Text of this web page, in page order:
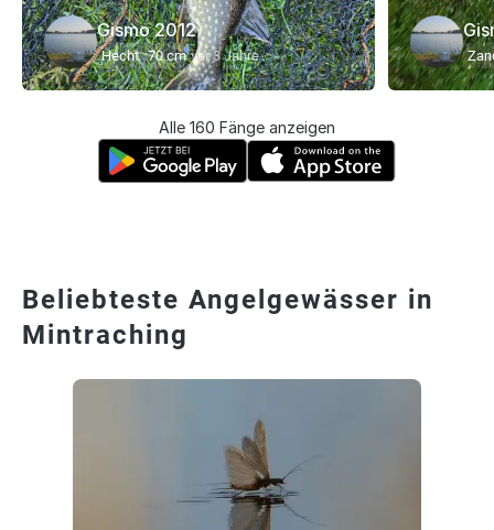
Gismo 2012
Hecht 70 cm vor 3 Jahre
Alle 160 Fänge anzeigen
Beliebteste Angelgewässer in
Mintraching